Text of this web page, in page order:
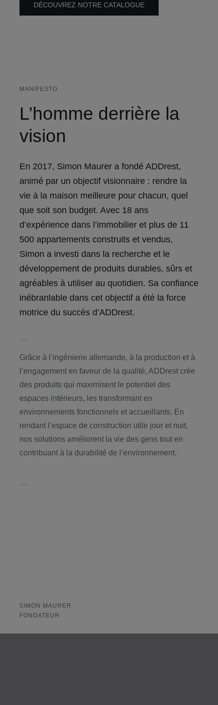
DÉCOUVREZ NOTRE CATALOGUE
SIMON MAURER
FONDATEUR
MANIFESTO
L’homme derrière la
vision
En 2017, Simon Maurer a fondé ADDrest,
animé par un objectif visionnaire : rendre la
vie à la maison meilleure pour chacun, quel
que soit son budget. Avec 18 ans
d’expérience dans l’immobilier et plus de 11
500 appartements construits et vendus,
Simon a investi dans la recherche et le
développement de produits durables, sûrs et
agréables à utiliser au quotidien. Sa confiance
inébranlable dans cet objectif a été la force
motrice du succès d’ADDrest.
Grâce à l’ingénierie allemande, à la production et à
l’engagement en faveur de la qualité, ADDrest crée
des produits qui maximisent le potentiel des
espaces intérieurs, les transformant en
environnements fonctionnels et accueillants. En
rendant l’espace de construction utile jour et nuit,
nos solutions améliorent la vie des gens tout en
contribuant à la durabilité de l’environnement.